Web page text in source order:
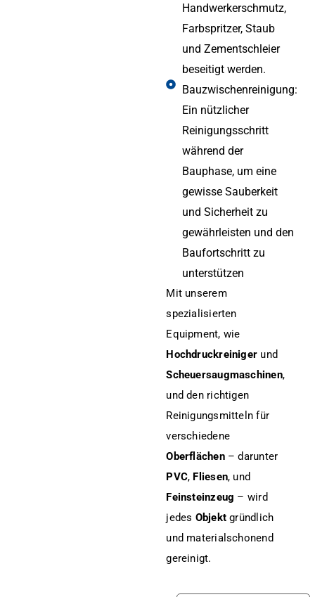
Handwerkerschmutz,
Farbspritzer, Staub
und Zementschleier
beseitigt werden.
Bauzwischenreinigung:
Ein nützlicher
Reinigungsschritt
während der
Bauphase, um eine
gewisse Sauberkeit
und Sicherheit zu
gewährleisten und den
Baufortschritt zu
unterstützen
Mit unserem
spezialisierten
Equipment, wie
Hochdruckreiniger und
Scheuersaugmaschinen,
und den richtigen
Reinigungsmitteln für
verschiedene
Oberflächen– darunter
PVC, Fliesen, und
Feinsteinzeug – wird
jedes Objekt gründlich
und materialschonend
gereinigt.